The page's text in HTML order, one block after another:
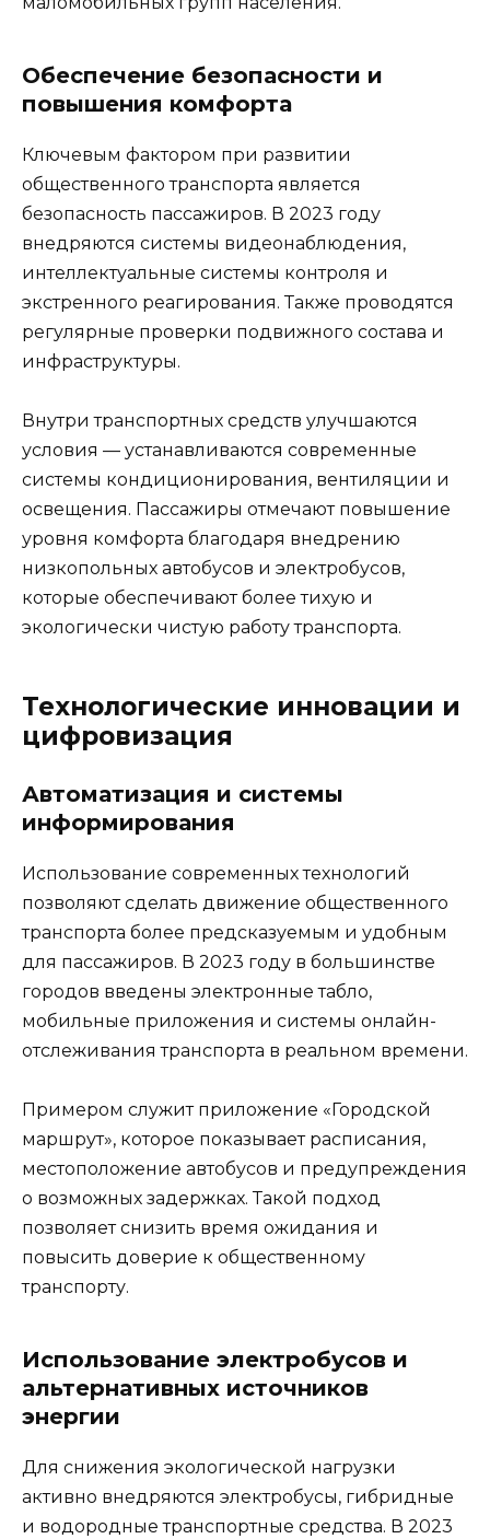
Обеспечение безопасности и
повышения комфорта
Ключевым фактором при развитии
общественного транспорта является
безопасность пассажиров. В 2023 году
внедряются системы видеонаблюдения,
интеллектуальные системы контроля и
экстренного реагирования. Также проводятся
регулярные проверки подвижного состава и
инфраструктуры.
Внутри транспортных средств улучшаются
условия — устанавливаются современные
системы кондиционирования, вентиляции и
освещения. Пассажиры отмечают повышение
уровня комфорта благодаря внедрению
низкопольных автобусов и электробусов,
которые обеспечивают более тихую и
экологически чистую работу транспорта.
Технологические инновации и
цифровизация
Автоматизация и системы
информирования
Использование современных технологий
позволяют сделать движение общественного
транспорта более предсказуемым и удобным
для пассажиров. В 2023 году в большинстве
городов введены электронные табло,
мобильные приложения и системы онлайн-
отслеживания транспорта в реальном времени.
Примером служит приложение «Городской
маршрут», которое показывает расписания,
местоположение автобусов и предупреждения
о возможных задержках. Такой подход
позволяет снизить время ожидания и
повысить доверие к общественному
транспорту.
Использование электробусов и
альтернативных источников
энергии
Для снижения экологической нагрузки
активно внедряются электробусы, гибридные
и водородные транспортные средства. В 2023